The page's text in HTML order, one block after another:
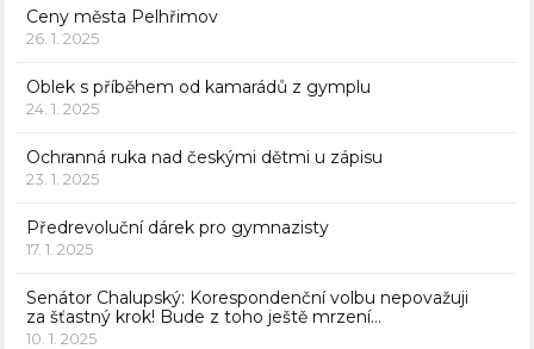
Ceny města Pelhřimov
26. 1. 2025
Oblek s příběhem od kamarádů z gymplu
24. 1. 2025
Ochranná ruka nad českými dětmi u zápisu
23. 1. 2025
Předrevoluční dárek pro gymnazisty
17. 1. 2025
Senátor Chalupský: Korespondenční volbu nepovažuji
za šťastný krok! Bude z toho ještě mrzení…
10. 1. 2025